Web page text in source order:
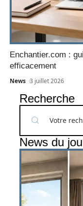
Enchantier.com :
efficacement
News 3 juillet 2026
Recherche
News du